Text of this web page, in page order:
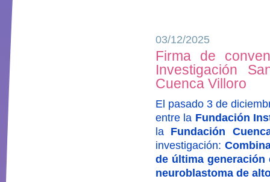
03/12/2025
Firma de
Investigación
Cuenca Villoro
El pasado 3 de
entre la Fundación
la Fundación
investigación:
de última generación
neuroblastoma de